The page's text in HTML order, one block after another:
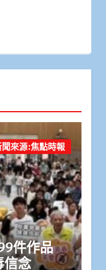
聞來源:焦點時報
件作品
信念